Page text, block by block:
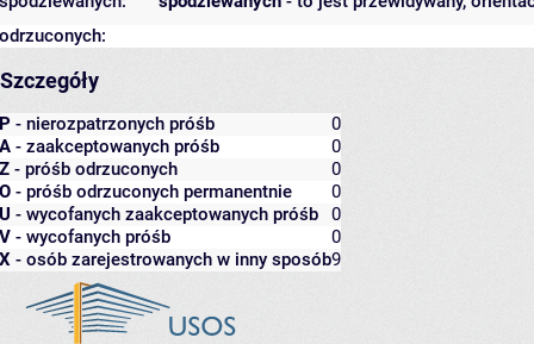
odrzuconych:
Szczegóły
P - nierozpatrzonych próśb
0
A - zaakceptowanych próśb
0
Z - próśb odrzuconych
0
O - próśb odrzuconych permanentnie
0
U - wycofanych zaakceptowanych próśb
0
V - wycofanych próśb
0
X - osób zarejestrowanych w inny sposób9